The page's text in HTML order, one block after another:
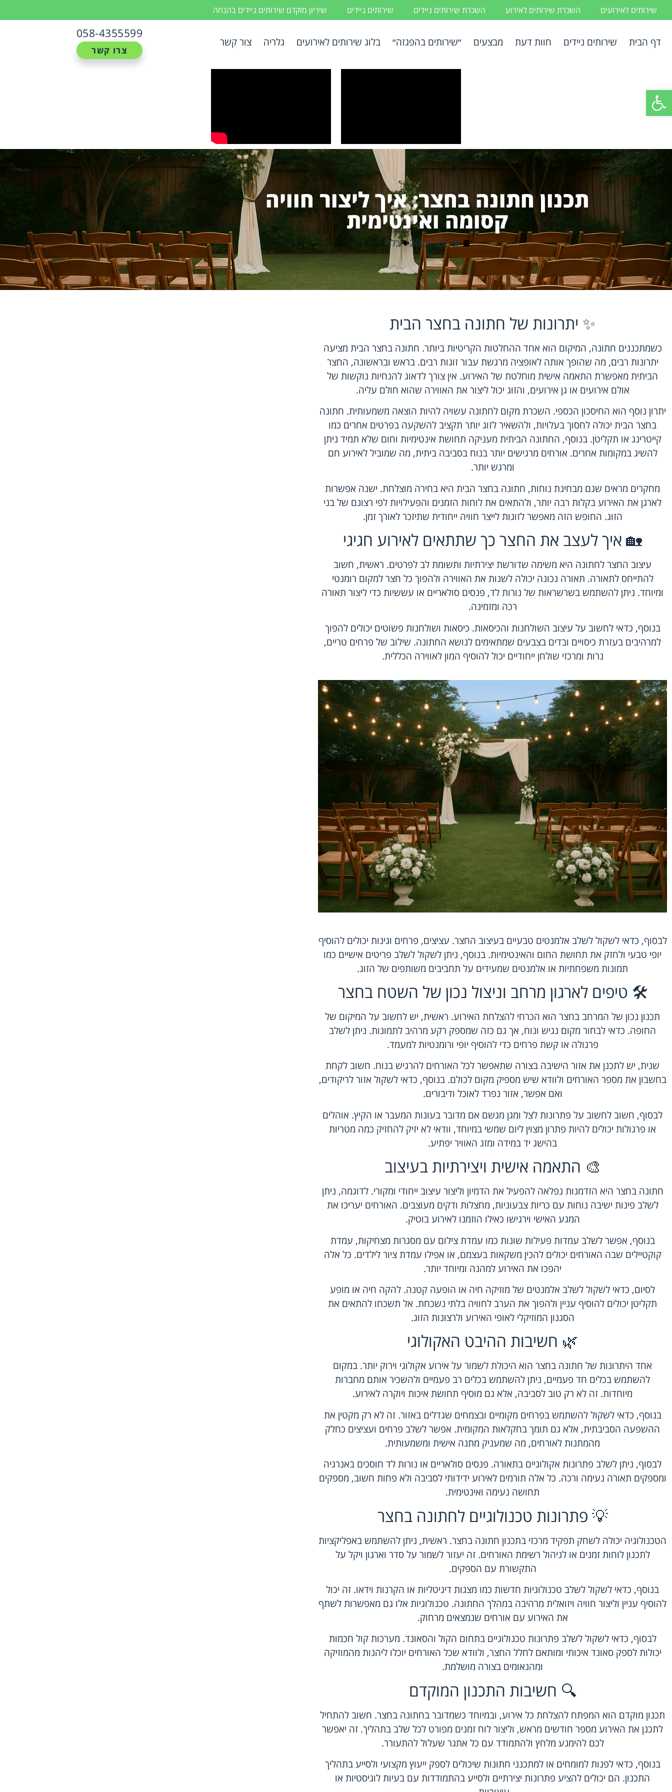
פתח סרגל נגישות
שירותים לאירועים השכרת שירותים לאירוע השכרת שירותים ניידים שירותים ניידים שיריון מוקדם שירותים ניידים בהנחה
דף הבית שירותים ניידים חוות דעת מבצעים ״שירותים בהפגזה״ בלוג שירותים לאירועים גלריה צור קשר
058-4355599
צרו קשר
תכנון חתונה בחצר: איך ליצור חוויה
קסומה ואינטימית
יוני 22, 2026 כללי
✨ יתרונות של חתונה בחצר הבית
כשמתכננים חתונה, המיקום הוא אחד ההחלטות הקריטיות ביותר. חתונה בחצר הבית מציעה
יתרונות רבים, מה שהופך אותה לאופציה מרגשת עבור זוגות רבים. בראש ובראשונה, החצר
הביתית מאפשרת התאמה אישית מוחלטת של האירוע. אין צורך לדאוג להנחיות נוקשות של
אולם אירועים או גן אירועים, והזוג יכול ליצור את האווירה שהוא חולם עליה.
יתרון נוסף הוא החיסכון הכספי. השכרת מקום לחתונה עשויה להיות הוצאה משמעותית. חתונה
בחצר הבית יכולה לחסוך בעלויות, ולהשאיר לזוג יותר תקציב להשקעה בפרטים אחרים כמו
קייטרינג או תקליטן. בנוסף, החתונה הביתית מעניקה תחושת אינטימיות וחום שלא תמיד ניתן
להשיג במקומות אחרים. אורחים מרגישים יותר בנוח בסביבה ביתית, מה שמוביל לאירוע חם
ומרגש יותר.
מחקרים מראים שגם מבחינת נוחות, חתונה בחצר הבית היא בחירה מוצלחת. ישנה אפשרות
לארגן את האירוע בקלות רבה יותר, ולהתאים את לוחות הזמנים והפעילויות לפי רצונם של בני
הזוג. החופש הזה מאפשר לזוגות לייצר חוויה ייחודית שתיזכר לאורך זמן.
🏡 איך לעצב את החצר כך שתתאים לאירוע חגיגי
עיצוב החצר לחתונה היא משימה שדורשת יצירתיות ותשומת לב לפרטים. ראשית, חשוב
להתייחס לתאורה. תאורה נכונה יכולה לשנות את האווירה ולהפוך כל חצר למקום רומנטי
ומיוחד. ניתן להשתמש בשרשראות של נורות לד, פנסים סולאריים או עששיות כדי ליצור תאורה
רכה ומזמינה.
בנוסף, כדאי לחשוב על עיצוב השולחנות והכיסאות. כיסאות ושולחנות פשוטים יכולים להפוך
למרהיבים בעזרת כיסויים ובדים בצבעים שמתאימים לנושא החתונה. שילוב של פרחים טריים,
נרות ומרכזי שולחן ייחודיים יכול להוסיף המון לאווירה הכללית.
לבסוף, כדאי לשקול לשלב אלמנטים טבעיים בעיצוב החצר. עציצים, פרחים וגינות יכולים להוסיף
יופי טבעי ולחזק את תחושת החום והאינטימיות. בנוסף, ניתן לשקול לשלב פריטים אישיים כמו
תמונות משפחתיות או אלמנטים שמעידים על תחביבים משותפים של הזוג.
🛠️ טיפים לארגון מרחב וניצול נכון של השטח בחצר
תכנון נכון של המרחב בחצר הוא הכרחי להצלחת האירוע. ראשית, יש לחשוב על המיקום של
החופה. כדאי לבחור מקום נגיש ונוח, אך גם כזה שמספק רקע מרהיב לתמונות. ניתן לשלב
פרגולה או קשת פרחים כדי להוסיף יופי ורומנטיות למעמד.
שנית, יש לתכנן את אזור הישיבה בצורה שתאפשר לכל האורחים להרגיש בנוח. חשוב לקחת
בחשבון את מספר האורחים ולוודא שיש מספיק מקום לכולם. בנוסף, כדאי לשקול אזור לריקודים,
ואם אפשר, אזור נפרד לאוכל ודיבורים.
לבסוף, חשוב לחשוב על פתרונות לצל ומגן מגשם אם מדובר בעונות המעבר או הקיץ. אוהלים
או פרגולות יכולים להיות פתרון מצוין ליום שמשי במיוחד, וודאי לא יזיק להחזיק כמה מטריות
בהישג יד במידה ומזג האוויר יפתיע.
🎨 התאמה אישית ויצירתיות בעיצוב
חתונה בחצר היא הזדמנות נפלאה להפעיל את הדמיון וליצור עיצוב ייחודי ומקורי. לדוגמה, ניתן
לשלב פינות ישיבה נוחות עם כריות צבעוניות, מחצלות ודקים מעוצבים. האורחים יעריכו את
המגע האישי וירגישו כאילו הוזמנו לאירוע בוטיק.
בנוסף, אפשר לשלב עמדות פעילות שונות כמו עמדת צילום עם מסגרות מצחיקות, עמדת
קוקטיילים שבה האורחים יכולים להכין משקאות בעצמם, או אפילו עמדת ציור לילדים. כל אלה
יהפכו את האירוע למהנה ומיוחד יותר.
לסיום, כדאי לשקול לשלב אלמנטים של מוזיקה חיה או הופעה קטנה. להקה חיה או מופע
תקליטן יכולים להוסיף עניין ולהפוך את הערב לחוויה בלתי נשכחת. אל תשכחו להתאים את
הסגנון המוזיקלי לאופי האירוע ולרצונות הזוג.
🌿 חשיבות ההיבט האקולוגי
אחד היתרונות של חתונה בחצר הוא היכולת לשמור על אירוע אקולוגי וירוק יותר. במקום
להשתמש בכלים חד פעמיים, ניתן להשתמש בכלים רב פעמיים ולהשכיר אותם מחברות
מיוחדות. זה לא רק טוב לסביבה, אלא גם מוסיף תחושת איכות ויוקרה לאירוע.
בנוסף, כדאי לשקול להשתמש בפרחים מקומיים ובצמחים שגדלים באזור. זה לא רק מקטין את
ההשפעה הסביבתית, אלא גם תומך בחקלאות המקומית. אפשר לשלב פרחים ועציצים כחלק
מהמתנות לאורחים, מה שמעניק מתנה אישית ומשמעותית.
לבסוף, ניתן לשלב פתרונות אקולוגיים בתאורה. פנסים סולאריים או נורות לד חוסכים באנרגיה
ומספקים תאורה נעימה ורכה. כל אלה תורמים לאירוע ידידותי לסביבה ולא פחות חשוב, מספקים
תחושה נעימה ואינטימית.
💡 פתרונות טכנולוגיים לחתונה בחצר
הטכנולוגיה יכולה לשחק תפקיד מרכזי בתכנון חתונה בחצר. ראשית, ניתן להשתמש באפליקציות
לתכנון לוחות זמנים או לניהול רשימת האורחים. זה יעזור לשמור על סדר וארגון ויקל על
התקשורת עם הספקים.
בנוסף, כדאי לשקול לשלב טכנולוגיות חדשות כמו מצגות דיגיטליות או הקרנות וידאו. זה יכול
להוסיף עניין וליצור חוויה ויזואלית מרהיבה במהלך החתונה. טכנולוגיות אלו גם מאפשרות לשתף
את האירוע עם אורחים שנמצאים מרחוק.
לבסוף, כדאי לשקול לשלב פתרונות טכנולוגיים בתחום הקול והסאונד. מערכות קול חכמות
יכולות לספק סאונד איכותי ומותאם לחלל החצר, ולוודא שכל האורחים יוכלו ליהנות מהמוזיקה
ומהנאומים בצורה מושלמת.
🔍 חשיבות התכנון המוקדם
תכנון מוקדם הוא המפתח להצלחת כל אירוע, ובמיוחד כשמדובר בחתונה בחצר. חשוב להתחיל
לתכנן את האירוע מספר חודשים מראש, וליצור לוח זמנים מפורט לכל שלב בתהליך. זה יאפשר
לכם להימנע מלחץ ולהתמודד עם כל אתגר שעלול להתעורר.
בנוסף, כדאי לפנות למומחים או למתכנני חתונות שיכולים לספק ייעוץ מקצועי ולסייע בתהליך
התכנון. הם יכולים להציע פתרונות יצירתיים ולסייע בהתמודדות עם בעיות לוגיסטיות או